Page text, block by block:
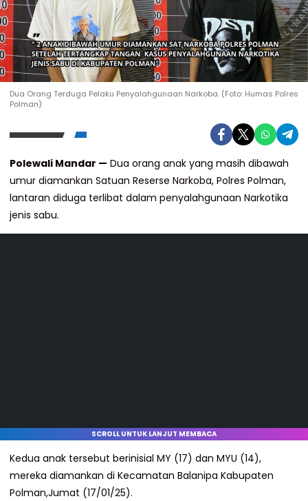
Dua Orang Terduga Pelaku Penyalahgunaan Narkoba. (Foto: Humas Polres
Polman)
Polewali Mandar — Dua orang anak yang masih dibawah
umur diamankan Satuan Reserse Narkoba, Polres Polman,
lantaran diduga terlibat dalam penyalahgunaan Narkotika
jenis sabu.
SCROLL UNTUK LANJUT MEMBACA
Kedua anak tersebut berinisial MY (17) dan MYU (14),
mereka diamankan di Kecamatan Balanipa Kabupaten
Polman,Jumat (17/01/25).